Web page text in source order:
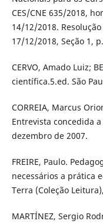
CES/CNE 635/2018,
14/12/2018.
17/12/2018, Seção 1,
CERVO, Amado Luiz;
científica.5.ed. São
CORREIA, Marcus
Entrevista concedida
dezembro de 2007.
FREIRE, Paulo.
necessários a prática
Terra (Coleção
MARTÍNEZ, Sergio